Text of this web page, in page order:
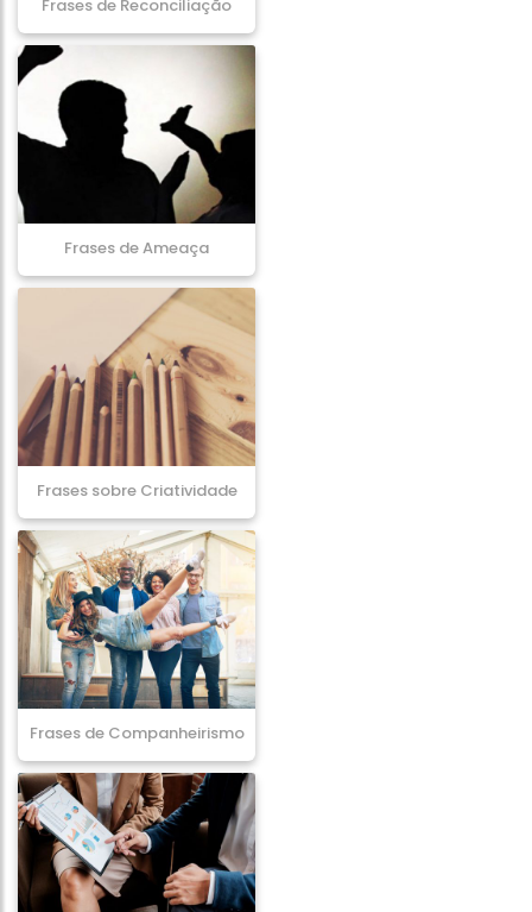
Frases de Reconciliação
Frases de Ameaça
Frases sobre Criatividade
Frases de Companheirismo